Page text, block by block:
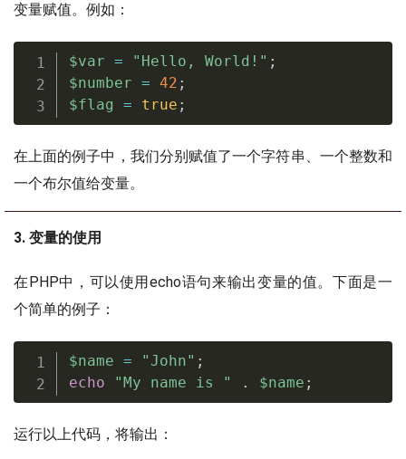
变量赋值。例如：
$var = "Hello, World!" ;
$number = 42 ;
$flag
= true ;
在上面的例子中，我们分别赋值了一个字符串、一个整数和
一个布尔值给变量。
3. 变量的使用
在PHP中，可以使用echo语句来输出变量的值。下面是一
个简单的例子：
$name = "John" ;
echo
"My name is " . $name ;
运行以上代码，将输出：